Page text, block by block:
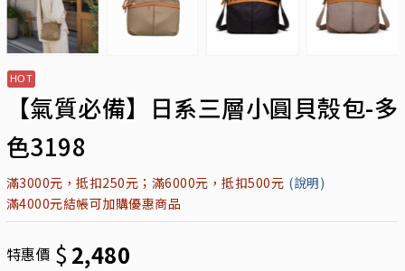
【氣質必備】日系三層小圓貝殼包-多
色3198
滿3000元，抵扣250元；滿6000元，抵扣500元 (說明)
滿4000元結帳可加購優惠商品
特惠價 $ 2,480